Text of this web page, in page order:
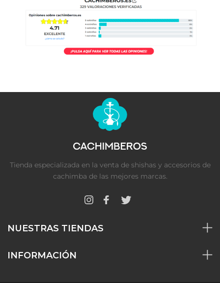
Tienda especializada en la venta de shishas y accesorios de
cachimba de las mejores marcas.
NUESTRAS TIENDAS
INFORMACIÓN